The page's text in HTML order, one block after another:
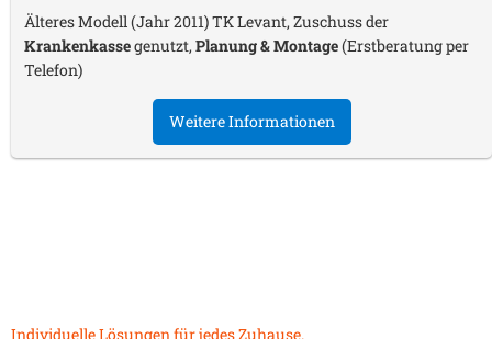
Älteres Modell (Jahr 2011) TK Levant, Zuschuss der
Krankenkassegenutzt,Planung & Montage(Erstberatung per
Telefon)
Weitere Informationen
Individuelle Lösungen für jedes Zuhause.